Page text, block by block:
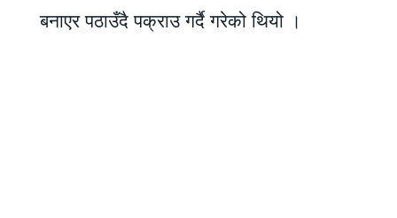
बनाएर पठाउँदै पक्राउ गर्दै गरेको थियो ।